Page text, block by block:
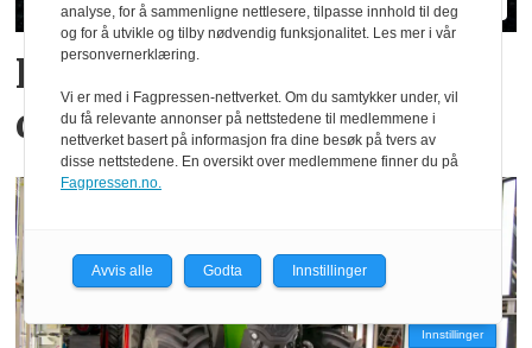
Hvilke merker er størst i
ditt fylke?
Innstillinger
analyse, for å sammenligne nettlesere, tilpasse innhold til deg
og for å utvikle og tilby nødvendig funksjonalitet. Les mer i vår
personvernerklæring.
Vi er med i Fagpressen-nettverket. Om du samtykker under, vil
du få relevante annonser på nettstedene til medlemmene i
nettverket basert på informasjon fra dine besøk på tvers av
disse nettstedene. En oversikt over medlemmene finner du på
Fagpressen.no.
Avvis alle Godta Innstillinger